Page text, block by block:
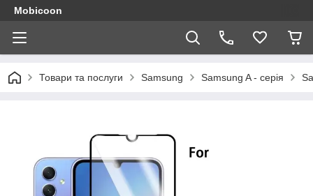
Mobicoon
Товари та послуги Samsung Samsung A - серія